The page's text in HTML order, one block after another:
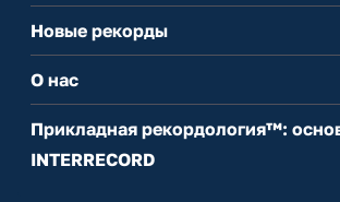
Новые рекорды
О нас
Прикладная рекордология™:
INTERRECORD